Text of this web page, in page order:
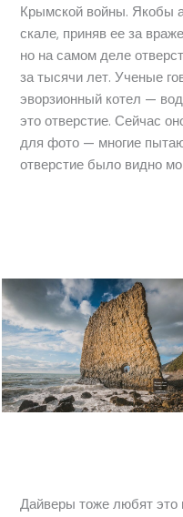
Крымской войны. Якобы
скале, приняв ее за
но на самом деле
за тысячи лет. Ученые
эворзионный котел —
это отверстие. Сейчас
для фото — многие
отверстие было видно
Дайверы тоже любят это